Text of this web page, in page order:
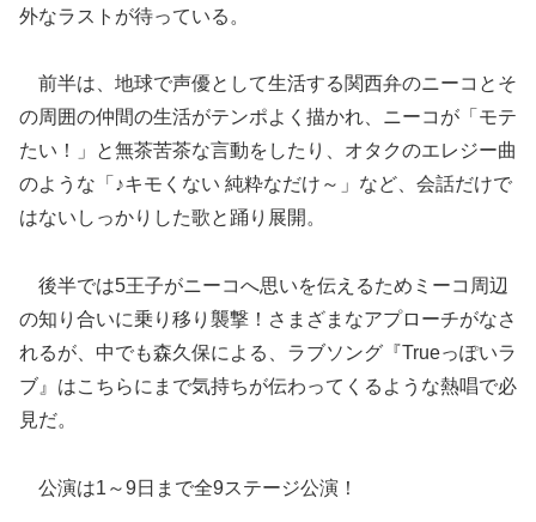
外なラストが待っている。
前半は、地球で声優として生活する関西弁のニーコとそ
の周囲の仲間の生活がテンポよく描かれ、ニーコが「モテ
たい！」と無茶苦茶な言動をしたり、オタクのエレジー曲
のような「♪キモくない 純粋なだけ～」など、会話だけで
はないしっかりした歌と踊り展開。
後半では5王子がニーコへ思いを伝えるためミーコ周辺
の知り合いに乗り移り襲撃！さまざまなアプローチがなさ
れるが、中でも森久保による、ラブソング『Trueっぽいラ
ブ』はこちらにまで気持ちが伝わってくるような熱唱で必
見だ。
公演は1～9日まで全9ステージ公演！